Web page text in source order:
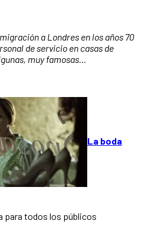
a Londres en los años 70
de servicio en casas de
muy famosas…
La boda
para todos los públicos